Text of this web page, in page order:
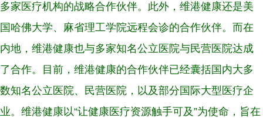
多家医疗机构的战略合作伙伴。此外，维港健康还是美
国哈佛大学、麻省理工学院远程会诊的合作伙伴。而在
内地，维港健康也与多家知名公立医院与民营医院达成
了合作。目前，维港健康的合作伙伴已经囊括国内大多
数知名公立医院、民营医院，以及部分国际大型医疗企
业。维港健康以“让健康医疗资源触手可及”为使命，旨在